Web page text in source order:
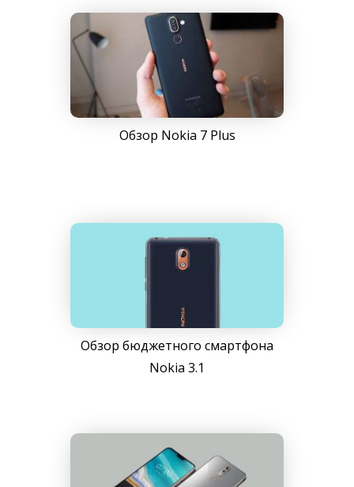
Обзор Nokia 7 Plus
Обзор бюджетного смартфона
Nokia 3.1